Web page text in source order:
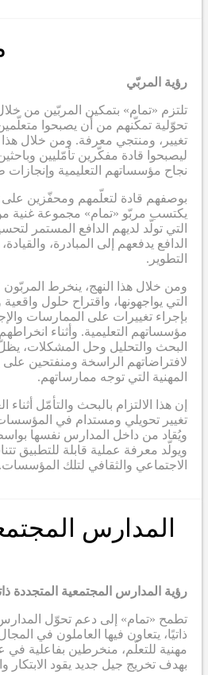
رؤية المربّي
تلتزم «تمام» بتمكين المربّين من
تحوّلية تمكّنهم من أن يصبحوا
تغيير، ومنتجي معرفة. ومن خلال هذا
ليصبحوا قادة مفكّرين تأمّليين
نجاح مؤسساتهم التعليمية وإنجازات
بوصفهم قادة لتعلّمهم ومحفّزين على
يكتسب مربّو «تمام» مجموعة غنية
التي تولّد لديهم الدافع المستمر
الدافع يدفعهم إلى المبادرة،
التطوير.
ومن خلال هذا النهج، ينخرط
التي يواجهونها، واقتراح حلول واقعية
بإجراء تغييرات على الممارسات
مؤسساتهم التعليمية. وأثناء
البحث والتحليل وحل المشكلات، يظلّ
لافتراضاتهم الراسخة ومنفتحين على
المهنية التي توجه ممارساتهم.
إن هذا الالتزام بالبحث والتأمّل أثناء
تغيير تحويلي ومستدام في المؤسسات
ويُقاد من داخل المدارس نفسها
ويولّد معرفة عملية قابلة للتطبيق
الاجتماعي والثقافي لتلك المؤسسات.
المدارس
رؤية المدارس المجتمعية المتجددة
تطمح «تمام» إلى دعم تحوّل
ذاتيًا، يتعاون فيها العاملون في
مهنية للتعلّم، منخرطين بفاعلية في
بهدف تخريج جيل جديد يقود الابتكار